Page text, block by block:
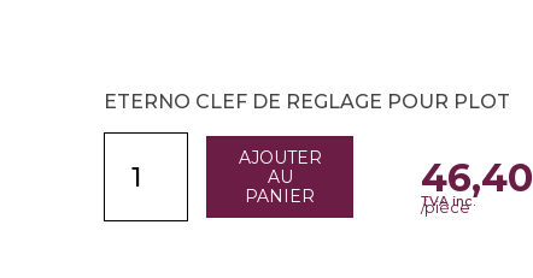
ETERNO CLEF DE REGLAGE POUR PLOT
AJOUTER
AU
PANIER
46,40
TVA inc.
/pièce